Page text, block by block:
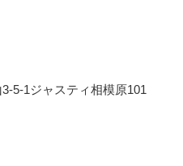
5-1ジャスティ相模原101